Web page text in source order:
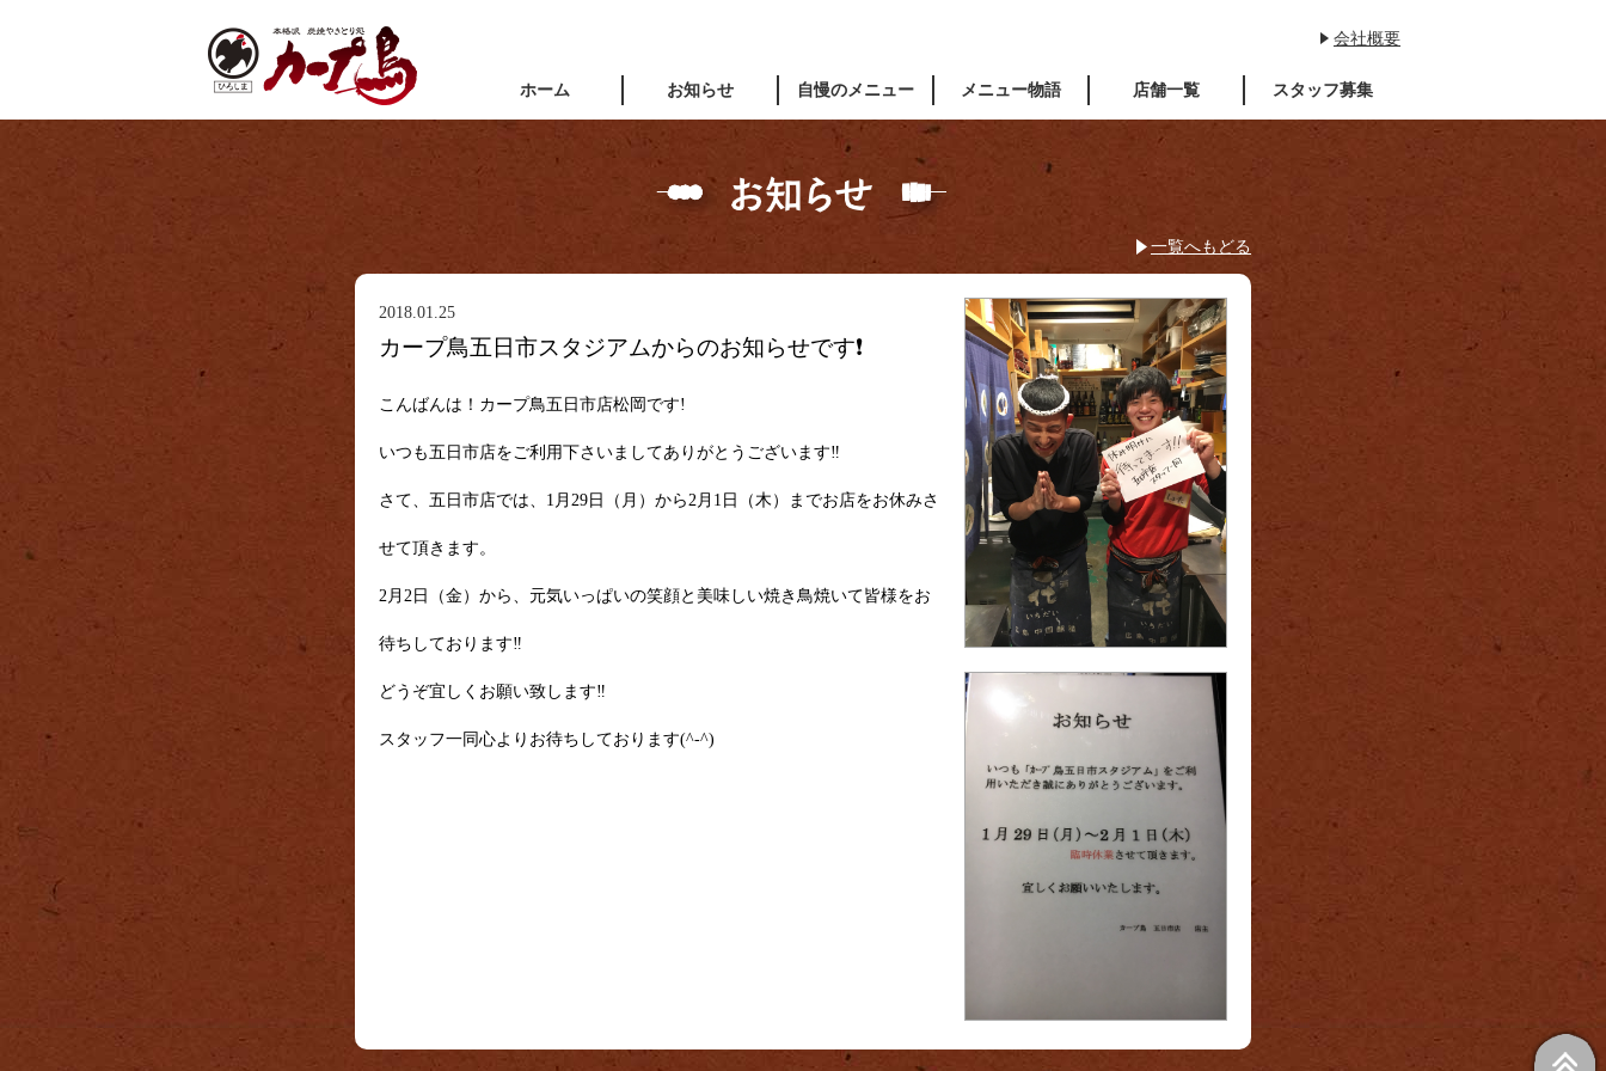
ホーム お知らせ 自慢のメニュー メニュー物語 店舗一覧 スタッフ募集
会社概要
一覧へもどる
2018.01.25
カープ鳥五日市スタジアムからのお知らせです❗
こんばんは！カープ鳥五日市店松岡です!
いつも五日市店をご利用下さいましてありがとうございます‼
さて、五日市店では、1月29日（月）から2月1日（木）までお店をお休みさ
せて頂きます。
2月2日（金）から、元気いっぱいの笑顔と美味しい焼き鳥焼いて皆様をお
待ちしております‼
どうぞ宜しくお願い致します‼
スタッフ一同心よりお待ちしております(^-^)